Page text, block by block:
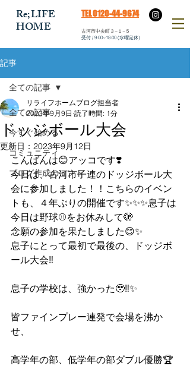
​Re;LIFE
HOME
​TEL 0120-44-9674
​古河市中央町３−１−５
​受付 / 9:00~18:00 (水曜定休)
記事
全ての記事
今すぐ始める
コミュニティ
ブログ作成のヒント
全ての記事
ドッジボール大会
リライフホームブログ担当者
2023年9月9日 読了時間: 1分
更新日： 2023年9月12日
こんばんは😊アッコです❣️
今日は、古河市子連のドッジボール大
会に参加しました！！こちらのイベン
トも、４年ぶりの開催です✨✨✨息子は
今日は野球⚾️をお休みして🫣
念願の参加を果たしました😊✨
息子にとって最初で最後の、ドッジボ
ール大会‼️
息子の学校は、強かった🥹‼️✨
皆ファインプレー連発で会場を沸か
せ、
高学年の部、低学年の部ダブル優勝🏆